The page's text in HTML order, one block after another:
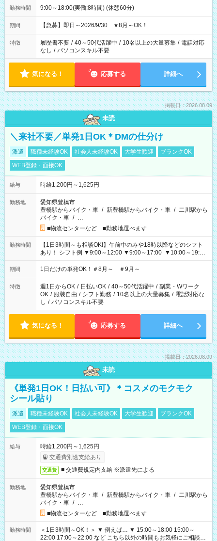
勤務時間 9:00～18:00(実働:8時間) (休憩60分)
期間 【急募】即日～2026/9/30 ★8月～OK！
特徴 履歴書不要 / 40～50代活躍中 / 10名以上の大量募集 / 電話対応
なし / パソコンスキル不要
気になる！ 応募する 詳細へ
掲載日：2026.08.09
未読
＼来社不要／単発1日OK＊DMの仕分け
派遣 職種未経験OK 社会人未経験OK 大学生歓迎
ブランクOK
WEB登録・面接OK
給与 時給1,200円～1,625円
勤務地
愛知県豊橋市
豊橋駅からバイク・車 / 新豊橋駅からバイク・車 / 二川駅から
バイク・車 / …
■物流センターなど ■勤務地選べます
勤務時間
【1日3時間～も相談OK!】午前中のみや18時以降などのシフト
あり！ シフト例 ▼9:00～12:00 ▼9:00～17:00 ▼10:00～19:00
▼18:00～21:00
期間 1日だけの単発OK！＃8月～ ＃9月～
特徴 週1日からOK / 日払いOK / 40～50代活躍中 / 副業・Wワーク
OK / 服装自由 / シフト勤務 / 10名以上の大量募集 / 電話対応な
し / パソコンスキル不要
気になる！ 応募する 詳細へ
掲載日：2026.08.09
未読
《単発1日OK！日払い可》＊コスメのモクモク
シール貼り
派遣 職種未経験OK 社会人未経験OK 大学生歓迎
ブランクOK
WEB登録・面接OK
給与
時給1,200円～1,625円
交通費別途支給あり
交通費 ■ 交通費規定内支給 ※派遣先による
勤務地
愛知県豊橋市
豊橋駅からバイク・車 / 新豊橋駅からバイク・車 / 二川駅から
バイク・車 / …
■物流センターなど ■勤務地選べます
勤務時間
＜1日3時間～OK！＞ ▼ 例えば… ▼ 15:00～18:00 15:00～
22:00 17:00～22:00 など こちら以外の時間もお気軽にご相談く